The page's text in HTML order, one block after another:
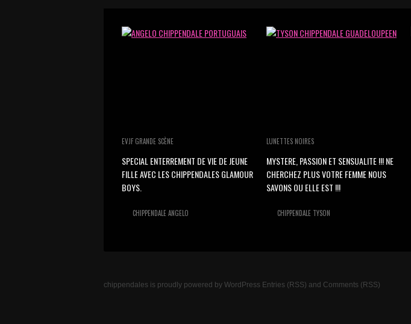
EVJF GRANDE SCÈNE
SPECIAL ENTERREMENT DE VIE DE JEUNE
FILLE AVEC LES CHIPPENDALES GLAMOUR
BOYS.
CHIPPENDALE ANGELO
LUNETTES NOIRES
MYSTERE, PASSION ET SENSUALITE !!! NE
CHERCHEZ PLUS VOTRE FEMME NOUS
SAVONS OU ELLE EST !!!
CHIPPENDALE TYSON
chippendales is proudly powered by WordPress Entries (RSS) and Comments (RSS)